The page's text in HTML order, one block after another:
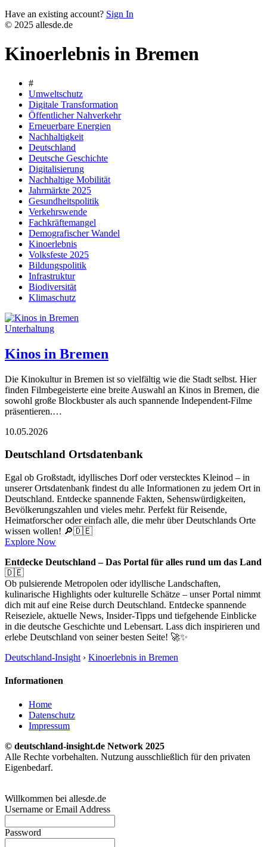
Have an existing account? Sign In
© 2025 allesde.de
Kinoerlebnis in Bremen
#
Umweltschutz
Digitale Transformation
Öffentlicher Nahverkehr
Erneuerbare Energien
Nachhaltigkeit
Deutschland
Deutsche Geschichte
Digitalisierung
Nachhaltige Mobilität
Jahrmärkte 2025
Gesundheitspolitik
Verkehrswende
Fachkräftemangel
Demografischer Wandel
Kinoerlebnis
Volksfeste 2025
Bildungspolitik
Infrastruktur
Biodiversität
Klimaschutz
Unterhaltung
Kinos in Bremen
Die Kinokultur in Bremen ist so vielfältig wie die Stadt selbst. Hier
finden Filmbegeisterte eine breite Auswahl an Kinos in Bremen, die
sowohl große Blockbuster als auch spannende Independent-Filme
präsentieren.…
10.05.2026
Deutschland Ortsdatenbank
Egal ob Großstadt, idyllisches Dorf oder verstecktes Kleinod – in
unserer Ortsdatenbank findest du alle Informationen zu jedem Ort in
Deutschland. Entdecke spannende Fakten, Sehenswürdigkeiten,
Bevölkerungszahlen und vieles mehr. Perfekt für Reisende,
Heimatforscher oder einfach alle, die mehr über Deutschlands Orte
wissen wollen! 🔎🇩🇪
Explore Now
Entdecke Deutschland – Das Portal für alles rund um das Land
🇩🇪
Ob pulsierende Metropolen oder idyllische Landschaften,
kulinarische Highlights oder kulturelle Schätze – unser Portal nimmt
dich mit auf eine Reise durch Deutschland. Entdecke spannende
Reiseziele, aktuelle News, Insider-Tipps und tiefgehende Einblicke
in die deutsche Geschichte und Lebensart. Lass dich inspirieren und
erlebe Deutschland von seiner besten Seite! 🚀✨
Deutschland-Insight › Kinoerlebnis in Bremen
Informationen
Home
Datenschutz
Impressum
© deutschland-insight.de Network 2025
Alle Rechte vorbehalten. Nutzung ausschließlich für den privaten
Eigenbedarf.
Willkommen bei allesde.de
Username or Email Address
Password